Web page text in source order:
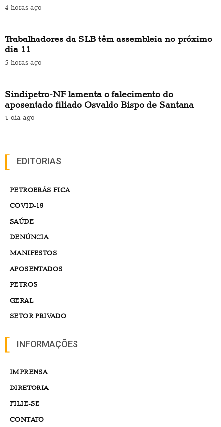
4 horas ago
Trabalhadores da SLB têm assembleia no próximo
dia 11
5 horas ago
Sindipetro-NF lamenta o falecimento do
aposentado filiado Osvaldo Bispo de Santana
1 dia ago
EDITORIAS
PETROBRÁS FICA
COVID-19
SAÚDE
DENÚNCIA
MANIFESTOS
APOSENTADOS
PETROS
GERAL
SETOR PRIVADO
INFORMAÇÕES
IMPRENSA
DIRETORIA
FILIE-SE
CONTATO